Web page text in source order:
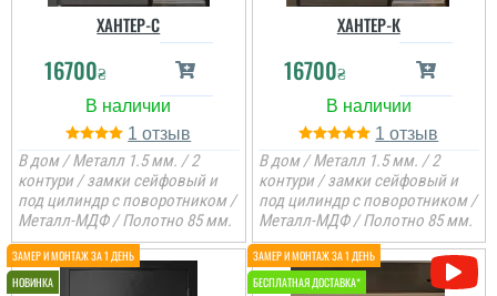
ХАНТЕР-С
16700₴
1
В дом / Металл 1.5 мм. / 2
контури / замки сейфовый и
под цилиндр с поворотником /
Металл-МДФ / Полотно 85 мм.
ХАНТЕР-К
16700₴
1
В дом / Металл 1.5 мм. / 2
контури / замки сейфовый и
под цилиндр с поворотником /
Металл-МДФ / Полотно 85 мм.